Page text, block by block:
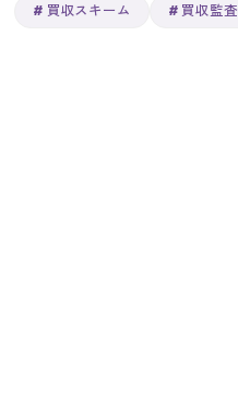
買収スキーム
買収監査